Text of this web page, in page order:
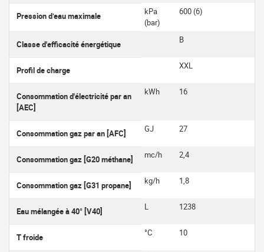
Pression d’eau maximale
kPa
(bar)
600 (6)
Classe d'efficacité énergétique B
Profil de charge XXL
Consommation d'électricité par an
[AEC]
kWh 16
Consommation gaz par an [AFC] GJ 27
Consommation gaz [G20 méthane] mc/h 2,4
Consommation gaz [G31 propane] kg/h 1,8
Eau mélangée à 40° [V40] L 1238
T froide °C 10